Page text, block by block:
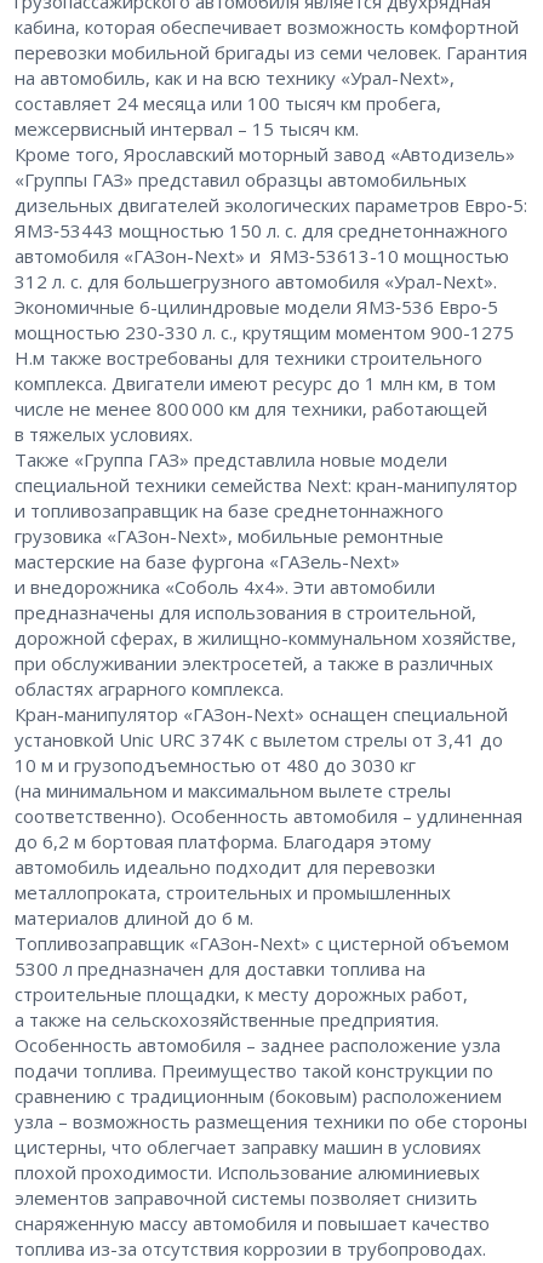
кабина, которая обеспечивает возможность комфортной
перевозки мобильной бригады из семи человек. Гарантия
на автомобиль, как и на всю технику «Урал-Next»,
составляет 24 месяца или 100 тысяч км пробега,
межсервисный интервал – ​15 тысяч км.
Кроме того, Ярославский моторный завод «Автодизель»
«Группы ГАЗ» представил образцы автомобильных
дизельных двигателей экологических параметров Евро‑5:
ЯМЗ‑53443 мощностью 150 л. с. для среднетоннажного
автомобиля «ГАЗон-Next» и ЯМЗ‑53613-10 мощностью
312 л. с. для большегрузного автомобиля «Урал-Next».
Экономичные 6-цилиндровые модели ЯМЗ‑536 Евро‑5
мощностью 230-330 л. с., крутящим моментом 900-1275
Н.м также востребованы для техники строительного
комплекса. Двигатели имеют ресурс до 1 млн км, в том
числе не менее 800 000 км для техники, работающей
в тяжелых условиях.
Также «Группа ГАЗ» представлила новые модели
специальной техники семейства Next: кран-манипулятор
и топливозаправщик на базе среднетоннажного
грузовика «ГАЗон-Next», мобильные ремонтные
мастерские на базе фургона «ГАЗель-Next»
и внедорожника «Соболь 4х4». Эти автомобили
предназначены для использования в строительной,
дорожной сферах, в жилищно-коммунальном хозяйстве,
при обслуживании электросетей, а также в различных
областях аграрного комплекса.
Кран-манипулятор «ГАЗон-Next» оснащен специальной
установкой Unic URC 374K с вылетом стрелы от 3,41 до
10 м и грузоподъемностью от 480 до 3030 кг
(на минимальном и максимальном вылете стрелы
соответственно). Особенность автомобиля – ​удлиненная
до 6,2 м бортовая платформа. Благодаря этому
автомобиль идеально подходит для перевозки
металлопроката, строительных и промышленных
материалов длиной до 6 м.
Топливозаправщик «ГАЗон-Next» с цистерной объемом
5300 л предназначен для доставки топлива на
строительные площадки, к месту дорожных работ,
а также на сельскохозяйственные предприятия.
Особенность автомобиля – ​заднее расположение узла
подачи топлива. Преимущество такой конструкции по
сравнению с традиционным (боковым) расположением
узла – ​возможность размещения техники по обе стороны
цистерны, что облегчает заправку машин в условиях
плохой проходимости. Использование алюминиевых
элементов заправочной системы позволяет снизить
снаряженную массу автомобиля и повышает качество
топлива из-за отсутствия коррозии в трубопроводах.